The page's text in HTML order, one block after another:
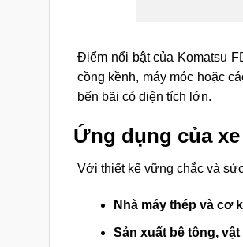
Điểm nổi bật của Komatsu
cồng kềnh, máy móc hoặc
bến bãi có diện tích lớn.
Ứng dụng của
Với thiết kế vững chắc và
Nhà máy thép và cơ
Sản xuất bê tông,